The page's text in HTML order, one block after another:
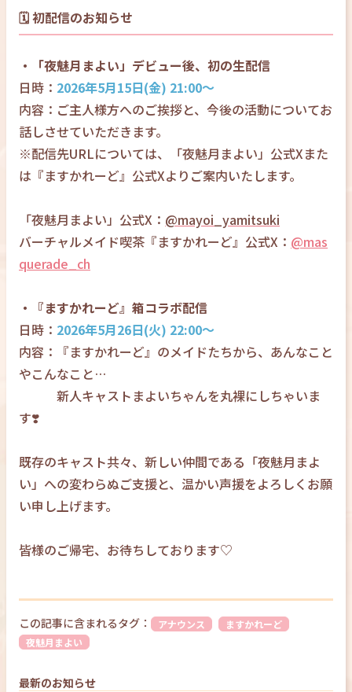
🗓️ 初配信のお知らせ
・「夜魅月まよい」デビュー後、初の生配信
日時： 2026年5月15日(金) 21:00〜
内容：ご主人様方へのご挨拶と、今後の活動についてお
話しさせていただきます。
※配信先URLについては、「夜魅月まよい」公式Xまた
は『ますかれーど』公式Xよりご案内いたします。
「夜魅月まよい」公式X： @mayoi_yamitsuki
バーチャルメイド喫茶『ますかれーど』公式X： @mas
querade_ch
・『ますかれーど』箱コラボ配信
日時： 2026年5月26日(火) 22:00〜
内容：『ますかれーど』のメイドたちから、あんなこと
やこんなこと…
新人キャストまよいちゃんを丸裸にしちゃいま
す❣️
既存のキャスト共々、新しい仲間である「夜魅月まよ
い」への変わらぬご支援と、温かい声援をよろしくお願
い申し上げます。
皆様のご帰宅、お待ちしております♡
この記事に含まれるタグ： アナウンス
ますかれーど
夜魅月まよい
最新のお知らせ